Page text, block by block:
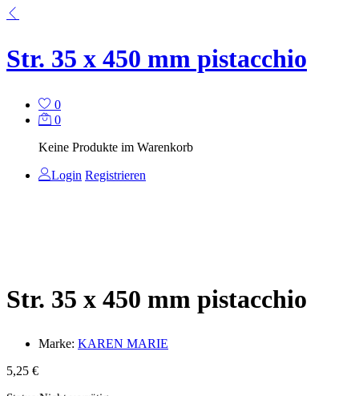
Str. 35 x 450 mm pistacchio
0
0
Keine Produkte im Warenkorb
Login Registrieren
Str. 35 x 450 mm pistacchio
Marke: KAREN MARIE
5,25 €